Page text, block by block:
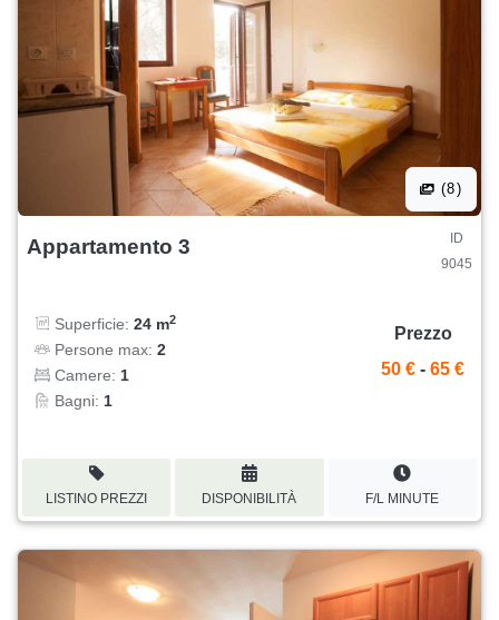
(8)
Appartamento 3
ID
9045
Superficie: 24 m2
Persone max: 2
Camere: 1
Bagni: 1
Prezzo
50 € - 65 €
LISTINO PREZZI DISPONIBILITÀ F/L MINUTE